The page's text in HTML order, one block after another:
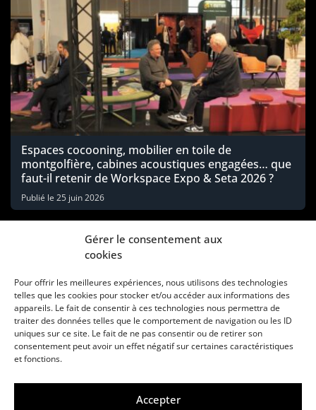
Gérer le consentement aux
cookies
Pour offrir les meilleures expériences, nous utilisons des technologies
telles que les cookies pour stocker et/ou accéder aux informations des
appareils. Le fait de consentir à ces technologies nous permettra de
traiter des données telles que le comportement de navigation ou les ID
uniques sur ce site. Le fait de ne pas consentir ou de retirer son
consentement peut avoir un effet négatif sur certaines caractéristiques
et fonctions.
Accepter
Espaces cocooning, mobilier en toile de
montgolfière, cabines acoustiques engagées… que
faut-il retenir de Workspace Expo & Seta 2026 ?
Publié le 25 juin 2026
Une marque d’Agora Médias, éditeur de presse
© Copyright ANews WorkWell 2026